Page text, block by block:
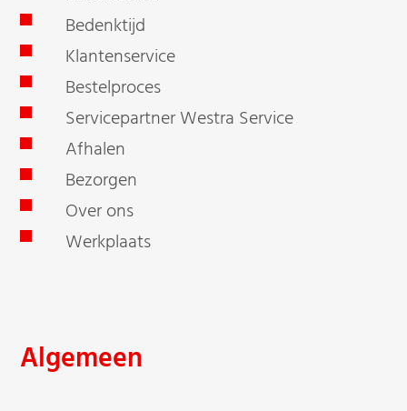
Bedenktijd
Klantenservice
Bestelproces
Servicepartner Westra Service
Afhalen
Bezorgen
Over ons
Werkplaats
Algemeen